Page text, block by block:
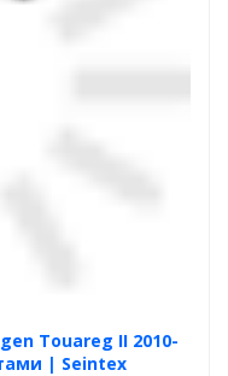
Touareg II 2010-
| Seintex